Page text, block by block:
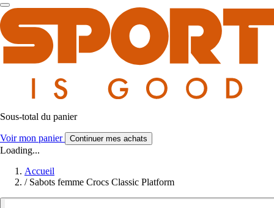
Sous-total du panier
Voir mon panier Continuer mes achats
Loading...
Accueil
/ Sabots femme Crocs Classic Platform